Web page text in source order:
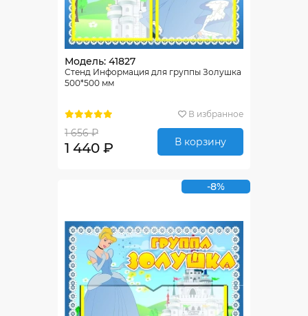
Модель: 41827
Стенд Информация для группы Золушка
500*500 мм
В избранное
1 656 ₽
1 440 ₽ В корзину
-8%